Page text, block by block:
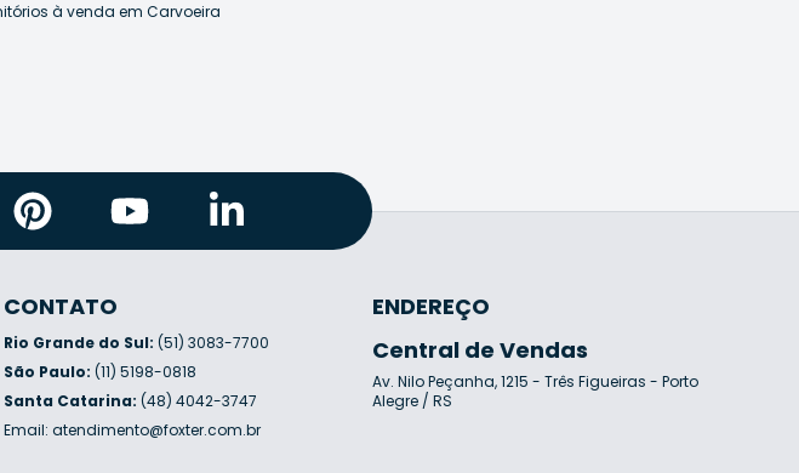
à venda em Carvoeira
CONTATO
Rio Grande do Sul: (51) 3083-7700
São Paulo: (11) 5198-0818
Santa Catarina: (48) 4042-3747
Email: atendimento@foxter.com.br
ENDEREÇO
Central de Vendas
Av. Nilo Peçanha, 1215 - Três Figueiras - Porto
Alegre / RS